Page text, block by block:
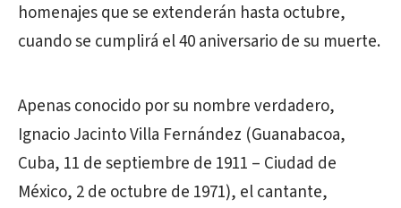
homenajes que se extenderán hasta octubre,
cuando se cumplirá el 40 aniversario de su muerte.
Apenas conocido por su nombre verdadero,
Ignacio Jacinto Villa Fernández (Guanabacoa,
Cuba, 11 de septiembre de 1911 – Ciudad de
México, 2 de octubre de 1971), el cantante,